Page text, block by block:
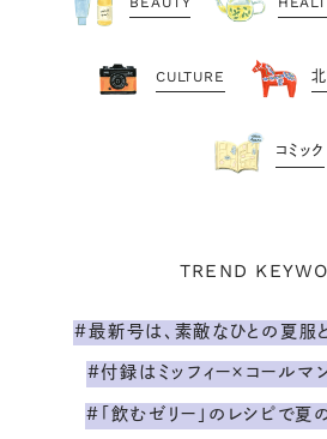
CULTURE
コミック
TREND
#最新号は、素敵なひとの夏服と
#付録はミッフィー×コールマ
#「飲むゼリー」のレシピで夏